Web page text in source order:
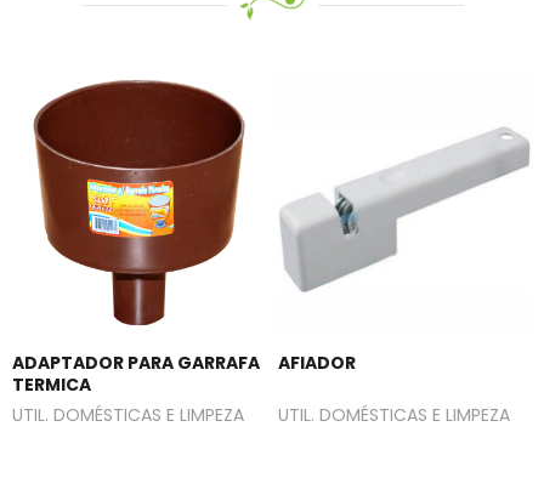
ADAPTADOR PARA GARRAFA
TERMICA
UTIL. DOMÉSTICAS E LIMPEZA
AFIADOR
UTIL. DOMÉSTICAS E LIMPEZA